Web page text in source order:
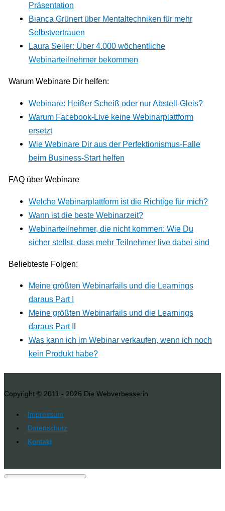
Präsentation
Bianca Grünert über Mentaltechniken für mehr
Selbstvertrauen
Laura Seiler: Über 4.000 wöchentliche
Webinarteilnehmer bekommen
Warum Webinare Dir helfen:
Webinare: Heißer Scheiß oder nur Abstell-Gleis?
Warum Facebook-Live keine Webinarplattform
ersetzt
Wie Webinare Dir aus der Perfektionismus-Falle
beim Business-Start helfen
FAQ über Webinare
Welche Webinarplattform ist die Richtige für mich?
Wann ist die beste Webinarzeit?
Webinarteilnehmer, die nicht kommen: Wie Du
sicher stellst, dass mehr Teilnehmer live dabei sind
Beliebteste Folgen:
Meine größten Webinarfails und die Learnings
daraus Part I
Meine größten Webinarfails und die Learnings
daraus Part I
Was kann ich im Webinar verkaufen, wenn ich noch
kein Produkt habe?
Copyright © 2011 - 2026 Die Webverbesserin
Impressum
Datenschutz
Kontakt